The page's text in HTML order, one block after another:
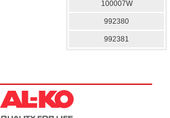
100007W
992380
992381